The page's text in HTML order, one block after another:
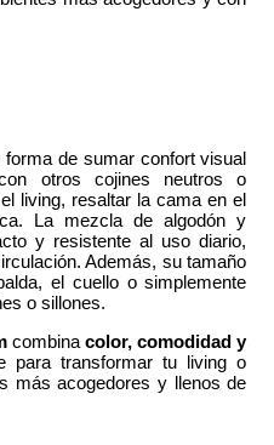
de sumar confort visual
otros cojines neutros o
living, resaltar la cama en el
La mezcla de algodón y
y resistente al uso diario,
Además, su tamaño
el cuello o simplemente
o sillones.
combinacolor, comodidad y
para transformar tu living o
más acogedores y llenos de